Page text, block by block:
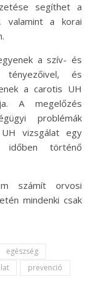
segíthet a
valamint a korai
a szív- és
tényezőivel, és
a carotis UH
A megelőzés
problémák
vizsgálat egy
időben történő
számít orvosi
mindenki csak
egészség
prevenció